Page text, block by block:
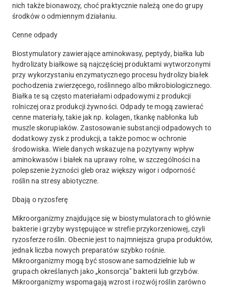
nich także bionawozy, choć praktycznie należą one do grupy
środków o odmiennym działaniu.
Cenne odpady
Biostymulatory zawierające aminokwasy, peptydy, białka lub
hydrolizaty białkowe są najczęściej produktami wytworzonymi
przy wykorzystaniu enzymatycznego procesu hydrolizy białek
pochodzenia zwierzęcego, roślinnego albo mikrobiologicznego.
Białka te są często materiałami odpadowymi z produkcji
rolniczej oraz produkcji żywności. Odpady te mogą zawierać
cenne materiały, takie jak np. kolagen, tkankę nabłonka lub
muszle skorupiaków. Zastosowanie substancji odpadowych to
dodatkowy zysk z produkcji, a także pomoc w ochronie
środowiska. Wiele danych wskazuje na pozytywny wpływ
aminokwasów i białek na uprawy rolne, w szczególności na
polepszenie żyzności gleb oraz większy wigor i odporność
roślin na stresy abiotyczne.
Dbają o ryzosferę
Mikroorganizmy znajdujące się w biostymulatorach to głównie
bakterie i grzyby występujące w strefie przykorzeniowej, czyli
ryzosferze roślin. Obecnie jest to najmniejsza grupa produktów,
jednak liczba nowych preparatów szybko rośnie.
Mikroorganizmy mogą być stosowane samodzielnie lub w
grupach określanych jako „konsorcja” bakterii lub grzybów.
Mikroorganizmy wspomagają wzrost i rozwój roślin zarówno